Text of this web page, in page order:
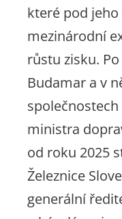
které pod
mezinárodní
růstu zisku.
Budamar a v
ministra
od roku 2025
Železnice
generální